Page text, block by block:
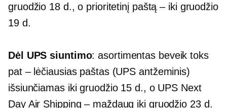
gruodžio 18 d., o prioritetinį paštą – iki gruodžio
19 d.
Dėl UPS siuntimo: asortimentas beveik toks
pat – lėčiausias paštas (UPS antžeminis)
išsiunčiamas iki gruodžio 15 d., o UPS Next
Day Air Shipping – maždaug iki gruodžio 23 d.